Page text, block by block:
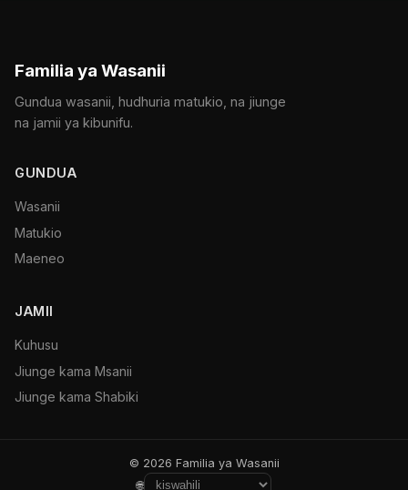
Familia ya Wasanii
Gundua wasanii, hudhuria matukio, na jiunge
na jamii ya kibunifu.
GUNDUA
Wasanii
Matukio
Maeneo
JAMII
Kuhusu
Jiunge kama Msanii
Jiunge kama Shabiki
© 2026 Familia ya Wasanii
🌐